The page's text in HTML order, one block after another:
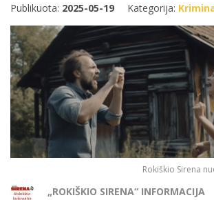
Publikuota: 2025-05-19 Kategorija:
Rokiškio Sirena
„ROKIŠKIO SIRENA“ INFORMACIJA